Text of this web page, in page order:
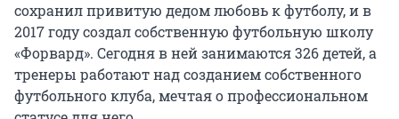
сохранил привитую дедом любовь к футболу, и в
2017 году создал собственную футбольную школу
«Форвард». Сегодня в ней занимаются 326 детей, а
тренеры работают над созданием собственного
футбольного клуба, мечтая о профессиональном